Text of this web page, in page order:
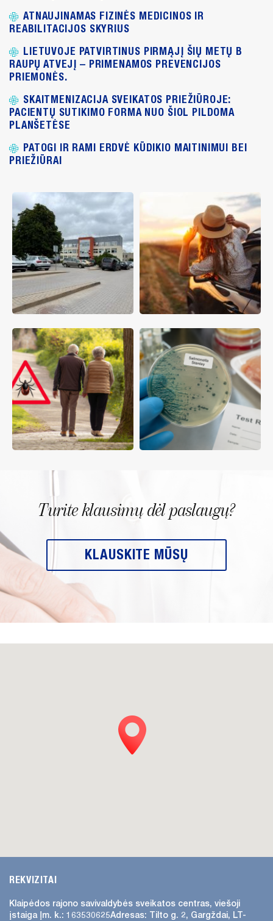
ATNAUJINAMAS FIZINĖS MEDICINOS IR
REABILITACIJOS SKYRIUS
LIETUVOJE PATVIRTINUS PIRMĄJĮ ŠIŲ METŲ B
RAUPŲ ATVEJĮ – PRIMENAMOS PREVENCIJOS
PRIEMONĖS.
SKAITMENIZACIJA SVEIKATOS PRIEŽIŪROJE:
PACIENTŲ SUTIKIMO FORMA NUO ŠIOL PILDOMA
PLANŠETĖSE
PATOGI IR RAMI ERDVĖ KŪDIKIO MAITINIMUI BEI
PRIEŽIŪRAI
Turite klausimų dėl paslaugų?
KLAUSKITE MŪSŲ
REKVIZITAI
Klaipėdos rajono savivaldybės sveikatos centras, viešoji
įstaigaĮm. k.: 163530625Adresas: Tilto g. 2, Gargždai, LT-